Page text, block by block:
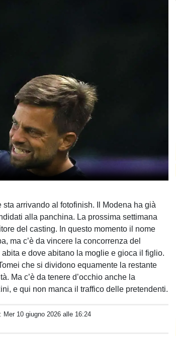
sta arrivando al fotofinish. Il Modena ha già
alla panchina. La prossima settimana
del casting. In questo momento il nome
ma c’è da vincere la concorrenza del
e dove abitano la moglie e gioca il figlio.
che si dividono equamente la restante
Ma c’è da tenere d’occhio anche la
e qui non manca il traffico delle pretendenti.
Mer 10 giugno 2026 alle 16:24